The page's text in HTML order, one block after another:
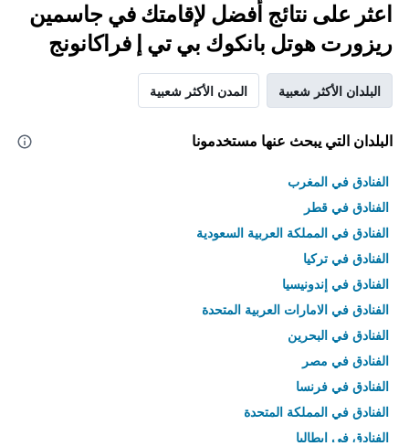
اعثر على نتائج أفضل لإقامتك في جاسمين
ريزورت هوتل بانكوك بي تي إ فراكانونج
البلدان الأكثر شعبية المدن الأكثر شعبية
البلدان التي يبحث عنها مستخدمونا
الفنادق في المغرب
الفنادق في قطر
الفنادق في المملكة العربية السعودية
الفنادق في تركيا
الفنادق في إندونيسيا
الفنادق في الامارات العربية المتحدة
الفنادق في البحرين
الفنادق في مصر
الفنادق في فرنسا
الفنادق في المملكة المتحدة
الفنادق في إيطاليا